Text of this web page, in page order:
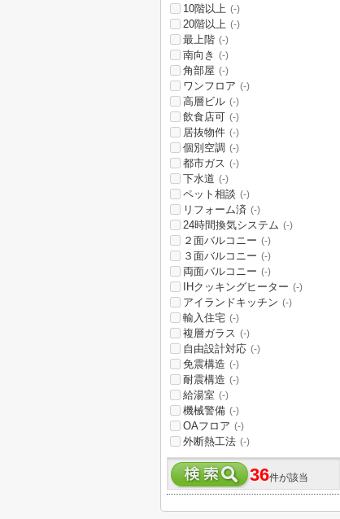
10階以上 (-)
20階以上 (-)
最上階 (-)
南向き (-)
角部屋 (-)
ワンフロア (-)
高層ビル (-)
飲食店可 (-)
居抜物件 (-)
個別空調 (-)
都市ガス (-)
下水道 (-)
ペット相談 (-)
リフォーム済 (-)
24時間換気システム (-)
２面バルコニー (-)
３面バルコニー (-)
両面バルコニー (-)
IHクッキングヒーター (-)
アイランドキッチン (-)
輸入住宅 (-)
複層ガラス (-)
自由設計対応 (-)
免震構造 (-)
耐震構造 (-)
給湯室 (-)
機械警備 (-)
OAフロア (-)
外断熱工法 (-)
36件が該当